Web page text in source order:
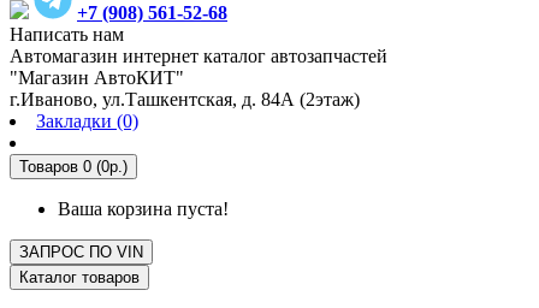
+7 (908) 561-52-68
Написать нам
Автомагазин интернет каталог автозапчастей
"Магазин АвтоКИТ"
г.Иваново, ул.Ташкентская, д. 84А (2этаж)
Закладки (0)
Товаров 0 (0р.)
Ваша корзина пуста!
ЗАПРОС ПО VIN
Каталог товаров